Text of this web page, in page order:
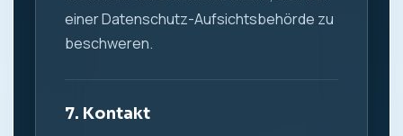
einer Datenschutz-Aufsichtsbehörde zu
beschweren.
7. Kontakt